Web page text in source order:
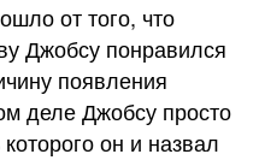
от того, что
Джобсу понравился
появления
деле Джобсу просто
он и назвал